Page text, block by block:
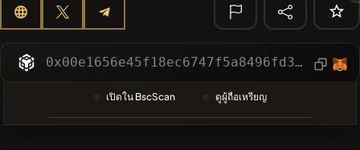
Yellow Pepe YEPE
#516
🔎 การค้นหา
❌ไม่มี
เหรียญล่าสุด
0x00e1656e45f18ec6747f5a8496fd39b50b38396d
เปิดใน BscScan ดูผู้ถือเหรียญ